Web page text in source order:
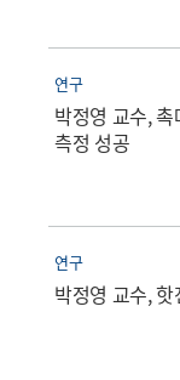
연구
박정영 교수,
측정 성공
연구
박정영 교수,